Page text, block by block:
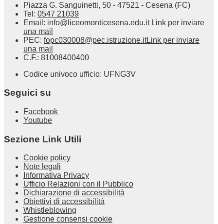
Piazza G. Sanguinetti, 50 - 47521 - Cesena (FC)
Tel: 0547 21039
Email: info@liceomonticesena.edu.it Link per inviare
una mail
PEC: fopc030008@pec.istruzione.itLink per inviare
una mail
C.F.: 81008400400
Codice univoco ufficio: UFNG3V
Seguici su
Facebook
Youtube
Sezione Link Utili
Cookie policy
Note legali
Informativa Privacy
Ufficio Relazioni con il Pubblico
Dichiarazione di accessibilità
Obiettivi di accessibilità
Whistleblowing
Gestione consensi cookie